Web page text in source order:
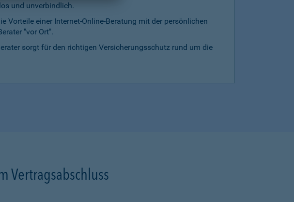
und unverbindlich.
Vorteile einer Internet-Online-Beratung mit der persönlichen
"vor Ort".
sorgt für den richtigen Versicherungsschutz rund um die
Vertragsabschluss